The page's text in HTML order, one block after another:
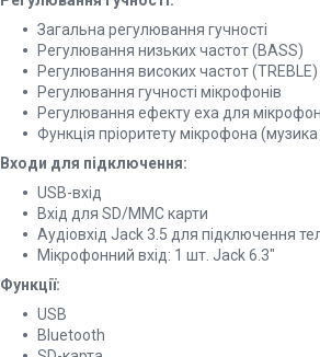
Загальна регулювання гучності
Регулювання низьких частот (BASS)
Регулювання високих частот (TREBLE)
Регулювання гучності мікрофонів
Регулювання ефекту еха для
Функція пріоритету мікрофона
Входи для підключення:
USB-вхід
Вхід для SD/MMC карти
Аудіовхід Jack 3.5 для підключення
Мікрофонний вхід: 1 шт. Jack 6.3"
Функції:
USB
Bluetooth